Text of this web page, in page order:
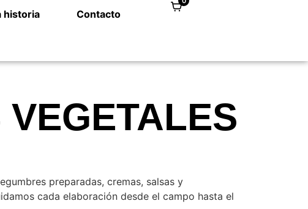
historia Contacto
preparadas, cremas, salsas y
cada elaboración desde el campo hasta el